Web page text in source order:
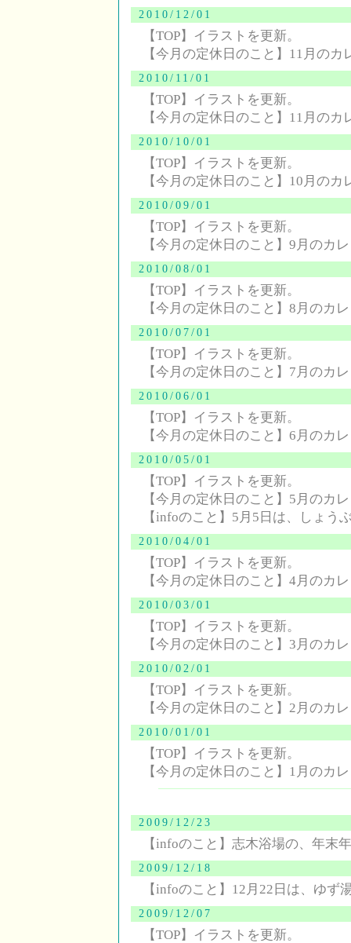
2010/12/01
【TOP】イラストを更新。
【今月の定休日のこと】11月のカ
2010/11/01
【TOP】イラストを更新。
【今月の定休日のこと】11月のカ
2010/10/01
【TOP】イラストを更新。
【今月の定休日のこと】10月のカ
2010/09/01
【TOP】イラストを更新。
【今月の定休日のこと】9月のカ
2010/08/01
【TOP】イラストを更新。
【今月の定休日のこと】8月のカ
2010/07/01
【TOP】イラストを更新。
【今月の定休日のこと】7月のカ
2010/06/01
【TOP】イラストを更新。
【今月の定休日のこと】6月のカ
2010/05/01
【TOP】イラストを更新。
【今月の定休日のこと】5月のカ
【infoのこと】5月5日は、しょう
2010/04/01
【TOP】イラストを更新。
【今月の定休日のこと】4月のカ
2010/03/01
【TOP】イラストを更新。
【今月の定休日のこと】3月のカ
2010/02/01
【TOP】イラストを更新。
【今月の定休日のこと】2月のカ
2010/01/01
【TOP】イラストを更新。
【今月の定休日のこと】1月のカ
2009/12/23
【infoのこと】志木浴場の、年末
2009/12/18
【infoのこと】12月22日は、ゆず
2009/12/07
【TOP】イラストを更新。